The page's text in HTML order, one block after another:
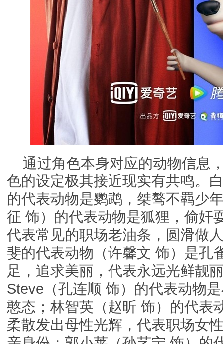
通过角色本身对应的动物信息
色的设定极其接近现实有共鸣。
的代表动物是鹦鹉，桀骜不羁少
征 饰）的代表动物是狐狸，偷奸
代表常见的职场老油条，圆滑做
斐的代表动物（许馨文 饰）是孔
足，追求美丽，代表永远光鲜靓
Steve（孔连顺 饰）的代表动物
憨态；林智英（赵昕 饰）的代表
柔散发出母性光辉，代表职场女